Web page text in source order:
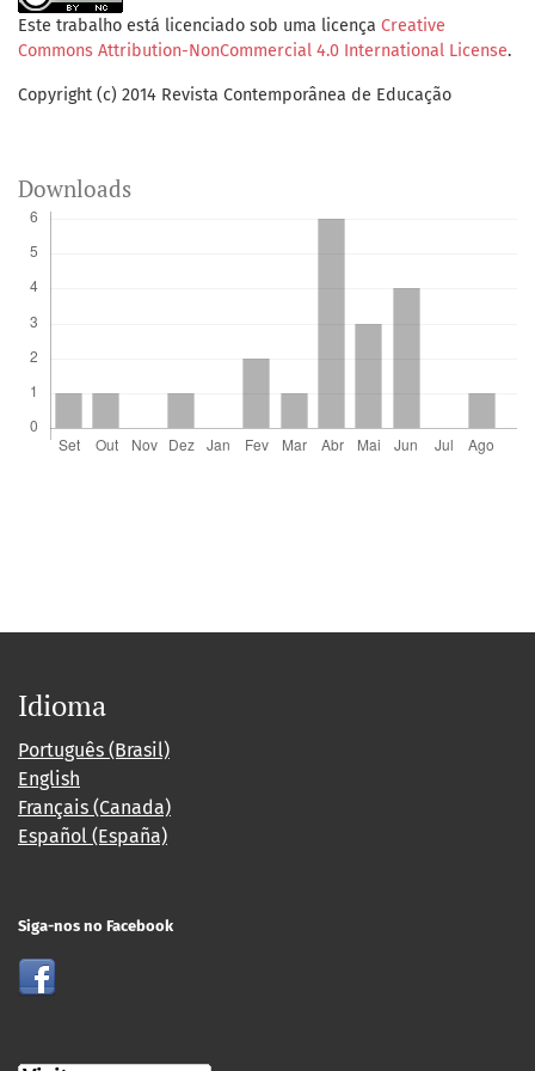
Este trabalho está licenciado sob uma licença Creative
Commons Attribution-NonCommercial 4.0 International License.
Copyright (c) 2014 Revista Contemporânea de Educação
Downloads
Idioma
Português (Brasil)
English
Français (Canada)
Español (España)
Siga-nos no Facebook